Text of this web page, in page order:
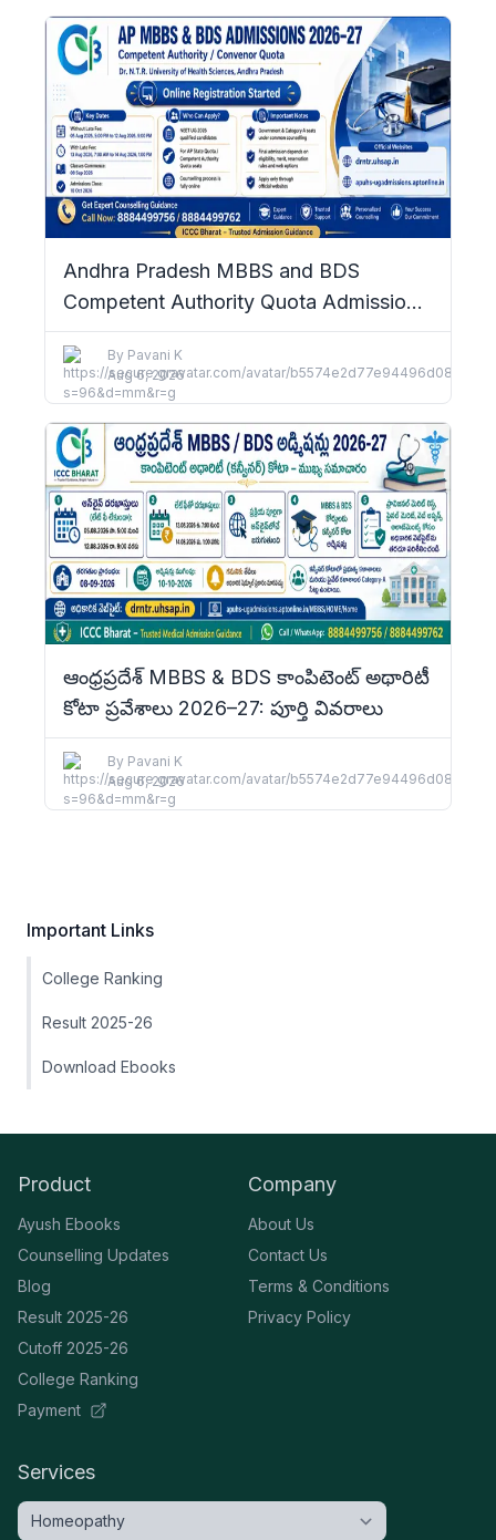
Andhra Pradesh MBBS and BDS
Competent Authority Quota Admissions
2026–27: Complete Details
By Pavani K
Aug 6, 2026
ఆంధ్రప్రదేశ్ MBBS & BDS కాంపిటెంట్ అథారిటీ
కోటా ప్రవేశాలు 2026–27: పూర్తి వివరాలు
By Pavani K
Aug 6, 2026
Important Links
College Ranking
Result 2025-26
Download Ebooks
Product
Ayush Ebooks
Counselling Updates
Blog
Result 2025-26
Cutoff 2025-26
College Ranking
Payment
Company
About Us
Contact Us
Terms & Conditions
Privacy Policy
Services